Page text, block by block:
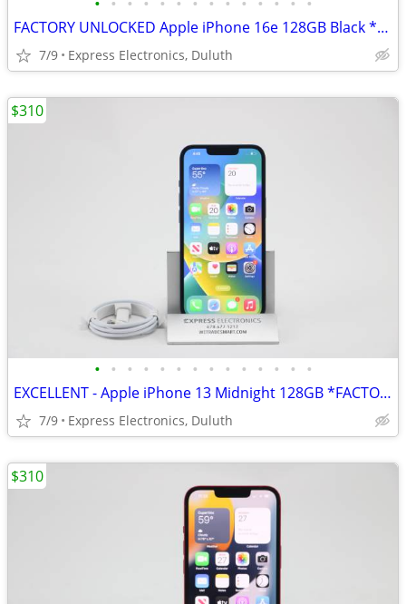
FACTORY UNLOCKED Apple iPhone 16e 128GB Black *100% BH w/ Apple Wrnty*
7/9 Express Electronics, Duluth
• • • • • • • • • • • • • •
EXCELLENT - Apple iPhone 13 Midnight 128GB *FACTORY UNLOCKED* 98% BH
7/9 Express Electronics, Duluth
$310
$310